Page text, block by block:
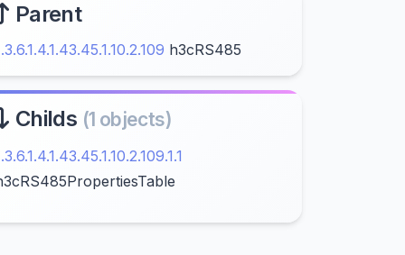
Parent
h3cRS485
Childs (1 objects)